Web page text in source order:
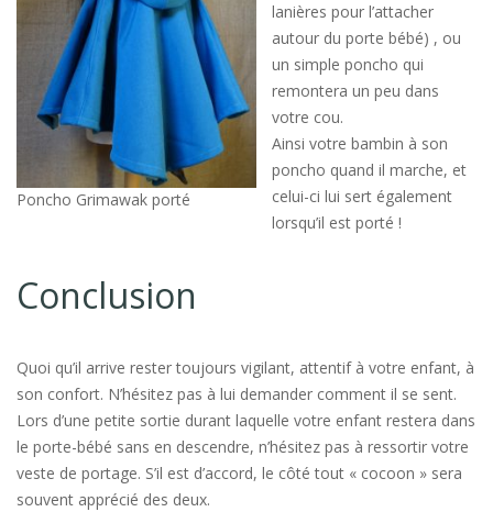
Poncho Grimawak porté
lanières pour l’attacher
autour du porte bébé) , ou
un simple poncho qui
remontera un peu dans
votre cou.
Ainsi votre bambin à son
poncho quand il marche, et
celui-ci lui sert également
lorsqu’il est porté !
Conclusion
Quoi qu’il arrive rester toujours vigilant, attentif à votre enfant, à
son confort. N’hésitez pas à lui demander comment il se sent.
Lors d’une petite sortie durant laquelle votre enfant restera dans
le porte-bébé sans en descendre, n’hésitez pas à ressortir votre
veste de portage. S’il est d’accord, le côté tout « cocoon » sera
souvent apprécié des deux.